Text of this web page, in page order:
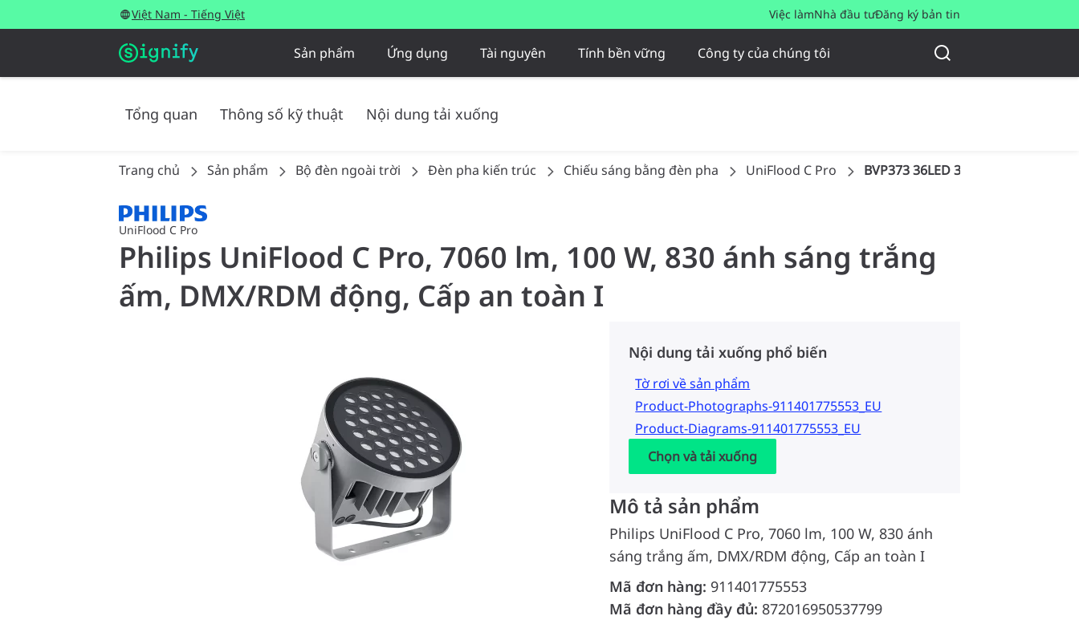
Việt Nam - Tiếng Việt Việc làmNhà đầu tưĐăng ký bản tin
Sản phẩm Ứng dụng Tài nguyên Tính bền vững Công ty của chúng tôi
Tổng quan Thông số kỹ thuật Nội dung tải xuống
Trang chủ Sản phẩm Bộ đèn ngoài trời Đèn pha kiến trúc Chiếu sáng bằng đèn pha UniFlood C Pro BVP373 36LED 30K 220V 30 DMX
UniFlood C Pro
Philips UniFlood C Pro, 7060 lm, 100 W, 830 ánh sáng trắng
ấm, DMX/RDM động, Cấp an toàn I
Nội dung tải xuống phổ biến
Tờ rơi về sản phẩm
Product-Photographs-911401775553_EU
Product-Diagrams-911401775553_EU
Chọn và tải xuống
Mô tả sản phẩm
Philips UniFlood C Pro, 7060 lm, 100 W, 830 ánh
sáng trắng ấm, DMX/RDM động, Cấp an toàn I
Mã đơn hàng: 911401775553
Mã đơn hàng đầy đủ: 872016950537799